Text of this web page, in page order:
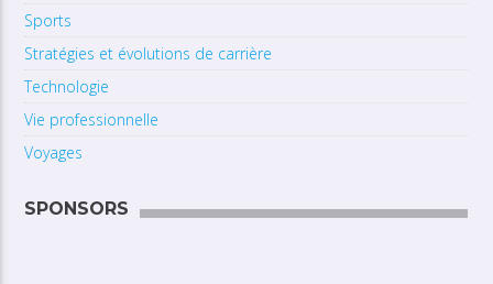
Sports
Stratégies et évolutions de carrière
Technologie
Vie professionnelle
Voyages
SPONSORS